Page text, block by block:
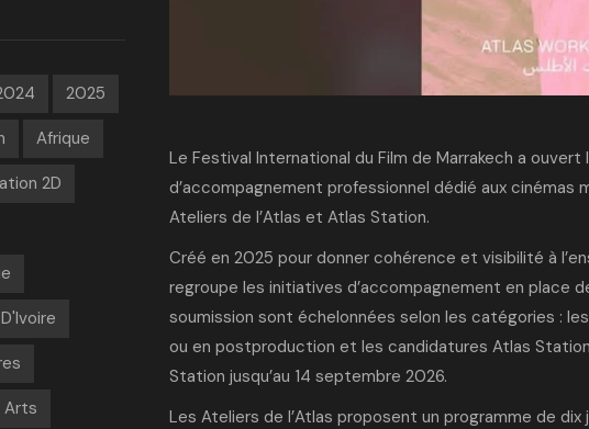
Le Festival International du Film de Marrakech a
d’accompagnement professionnel dédié aux cinémas
Ateliers de l’Atlas et Atlas Station.
Créé en 2025 pour donner cohérence et visibilité à
regroupe les initiatives d’accompagnement en place
soumission sont échelonnées selon les catégories :
ou en postproduction et les candidatures Atlas
Station jusqu’au 14 septembre 2026.
Les Ateliers de l’Atlas proposent un programme de
2025
Afrique
2D
Arts